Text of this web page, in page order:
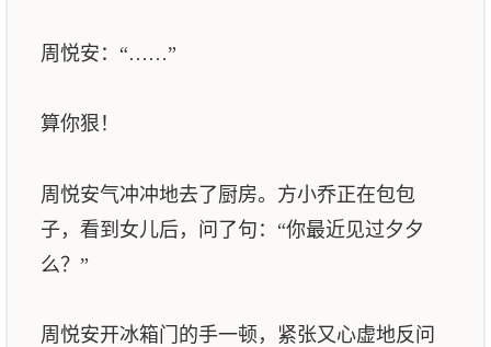
周悦安：“……”
算你狠！
周悦安气冲冲地去了厨房。方小乔正在包包
子，看到女儿后，问了句：“你最近见过夕夕
么？”
周悦安开冰箱门的手一顿，紧张又心虚地反问